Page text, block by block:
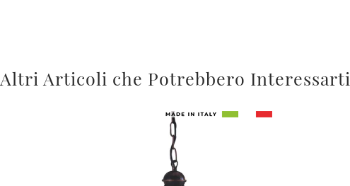
Altri Articoli che Potrebbero Interessarti